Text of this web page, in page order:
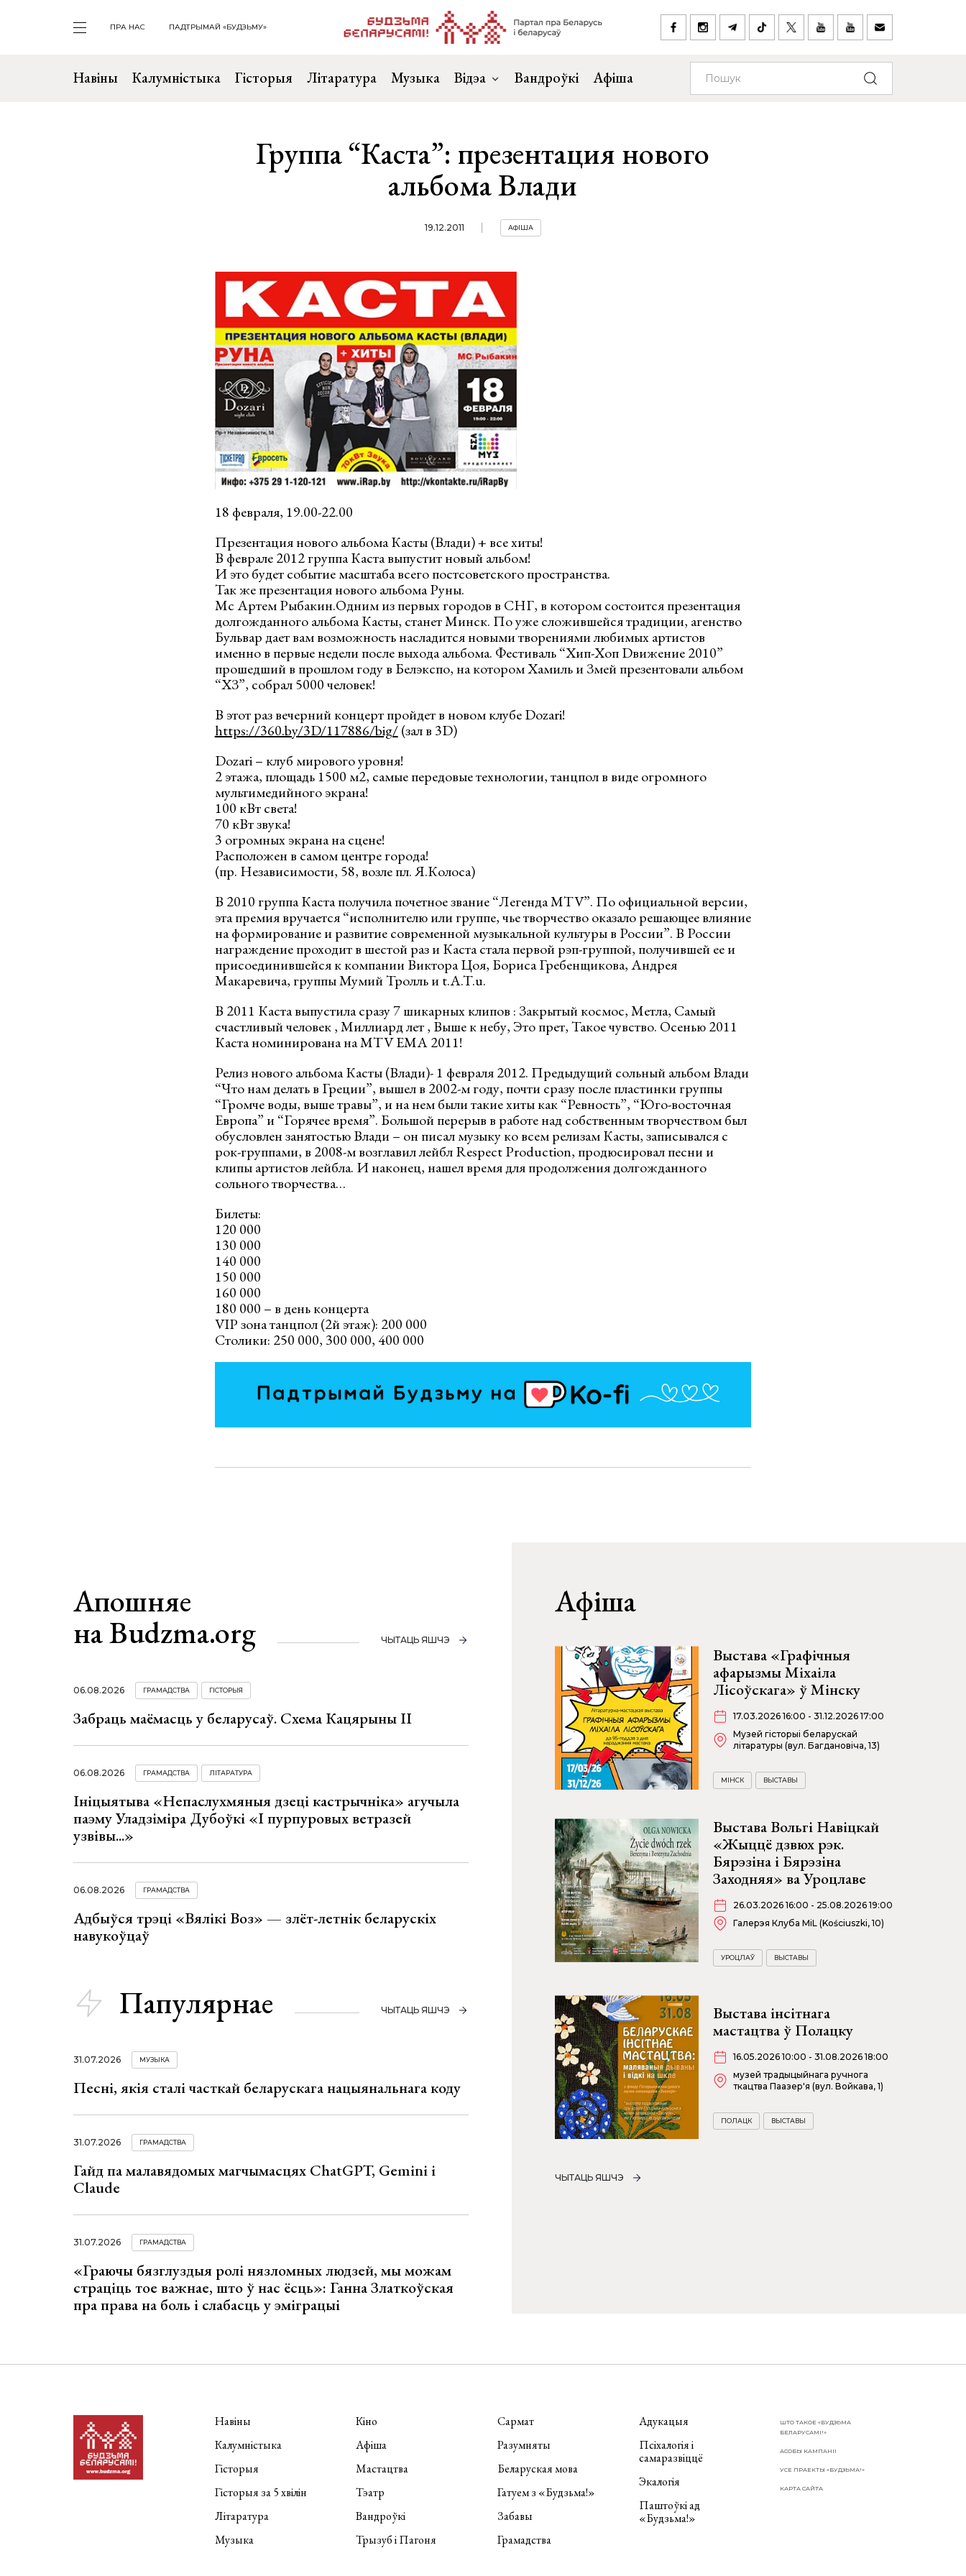
ПРА НАС ПАДТРЫМАЙ «БУДЗЬМУ»
Навіны Калумністыка Гісторыя Літаратура Музыка Відэа Вандроўкі Афіша
Группа “Каста”: презентация нового
альбома Влади
19.12.2011 АФІША
18 февраля, 19.00-22.00
Презентация нового альбома Касты (Влади) + все хиты!
В феврале 2012 группа Каста выпустит новый альбом!
И это будет событие масштаба всего постсоветского пространства.
Так же презентация нового альбома Руны.
Мс Артем Рыбакин.Одним из первых городов в СНГ, в котором состоится презентация
долгожданного альбома Касты, станет Минск. По уже сложившейся традиции, агенство
Бульвар дает вам возможность насладится новыми творениями любимых артистов
именно в первые недели после выхода альбома. Фестиваль “Хип-Хоп Dвижение 2010”
прошедший в прошлом году в Белэкспо, на котором Хамиль и Змей презентовали альбом
“ХЗ”, собрал 5000 человек!
В этот раз вечерний концерт пройдет в новом клубе Dozari!
https://360.by/3D/117886/big/(зал в 3D)
Dozari – клуб мирового уровня!
2 этажа, площадь 1500 м2, самые передовые технологии, танцпол в виде огромного
мультимедийного экрана!
100 кВт света!
70 кВт звука!
3 огромных экрана на сцене!
Расположен в самом центре города!
(пр. Независимости, 58, возле пл. Я.Колоса)
В 2010 группа Каста получила почетное звание “Легенда MTV”. По официальной версии,
эта премия вручается “исполнителю или группе, чье творчество оказало решающее влияние
на формирование и развитие современной музыкальной культуры в России”. В России
награждение проходит в шестой раз и Каста стала первой рэп-группой, получившей ее и
присоединившейся к компании Виктора Цоя, Бориса Гребенщикова, Андрея
Макаревича, группы Мумий Тролль и t.A.T.u.
В 2011 Каста выпустила сразу 7 шикарных клипов : Закрытый космос, Метла, Самый
счастливый человек , Миллиард лет , Выше к небу, Это прет, Такое чувство. Осенью 2011
Каста номинирована на MTV EMA 2011!
Релиз нового альбома Касты (Влади)- 1 февраля 2012. Предыдущий сольный альбом Влади
“Что нам делать в Греции”, вышел в 2002-м году, почти сразу после пластинки группы
“Громче воды, выше травы”, и на нем были такие хиты как “Ревность”, “Юго-восточная
Европа” и “Горячее время”. Большой перерыв в работе над собственным творчеством был
обусловлен занятостью Влади – он писал музыку ко всем релизам Касты, записывался с
рок-группами, в 2008-м возглавил лейбл Respect Production, продюсировал песни и
клипы артистов лейбла. И наконец, нашел время для продолжения долгожданного
сольного творчества…
Билеты:
120 000
130 000
140 000
150 000
160 000
180 000 – в день концерта
VIP зона танцпол (2й этаж): 200 000
Столики: 250 000, 300 000, 400 000
Апошняе
на Budzma.org
ЧЫТАЦЬ ЯШЧЭ
06.08.2026 ГРАМАДСТВА ГІСТОРЫЯ
Забраць маёмасць у беларусаў. Схема Кацярыны ІІ
06.08.2026 ГРАМАДСТВА ЛІТАРАТУРА
Ініцыятыва «Непаслухмяныя дзеці кастрычніка» агучыла
паэму Уладзіміра Дубоўкі «І пурпуровых ветразей
узвівы...»
06.08.2026 ГРАМАДСТВА
Адбыўся трэці «Вялікі Воз» — злёт-летнік беларускіх
навукоўцаў
Папулярнае ЧЫТАЦЬ ЯШЧЭ
31.07.2026 МУЗЫКА
Песні, якія сталі часткай беларускага нацыянальнага коду
31.07.2026 ГРАМАДСТВА
Гайд па малавядомых магчымасцях ChatGPT, Gemini і
Claude
31.07.2026 ГРАМАДСТВА
«Граючы бязглуздыя ролі нязломных людзей, мы можам
страціць тое важнае, што ў нас ёсць»: Ганна Златкоўская
пра права на боль і слабасць у эміграцыі
Афіша
Выстава «Графічныя
афарызмы Міхаіла
Лісоўскага» ў Мінску
17.03.2026 16:00 - 31.12.2026 17:00
Музей гісторыі беларускай
літаратуры (вул. Багдановіча, 13)
МІНСК ВЫСТАВЫ
Выстава Вольгі Навіцкай
«Жыццё дзвюх рэк.
Бярэзіна і Бярэзіна
Заходняя» ва Уроцлаве
26.03.2026 16:00 - 25.08.2026 19:00
Галерэя Клуба MiL (Kościuszki, 10)
УРОЦЛАЎ ВЫСТАВЫ
Выстава інсітнага
мастацтва ў Полацку
16.05.2026 10:00 - 31.08.2026 18:00
музей традыцыйнага ручнога
ткацтва Паазер'я (вул. Войкава, 1)
ПОЛАЦК ВЫСТАВЫ
ЧЫТАЦЬ ЯШЧЭ
Навіны
Калумністыка
Гісторыя
Гісторыя за 5 хвілін
Літаратура
Музыка
Кіно
Афіша
Мастацтва
Тэатр
Вандроўкі
Трызуб і Пагоня
Сармат
Разумняты
Беларуская мова
Гатуем з «Будзьма!»
Забавы
Грамадства
Адукацыя
Псіхалогія і
самаразвіццё
Экалогія
Паштоўкі ад
«Будзьма!»
ШТО ТАКОЕ «БУДЗЬМА
БЕЛАРУСАМІ!»
АСОБЫ КАМПАНІІ
УСЕ ПРАЕКТЫ «БУДЗЬМА!»
КАРТА САЙТА